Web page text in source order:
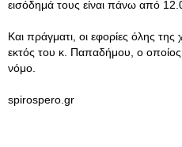
εισόδημά τους είναι πάνω από
Και πράγματι, οι εφορίες όλης της
εκτός του κ. Παπαδήμου, ο οποίος
νόμο.
spirospero.gr